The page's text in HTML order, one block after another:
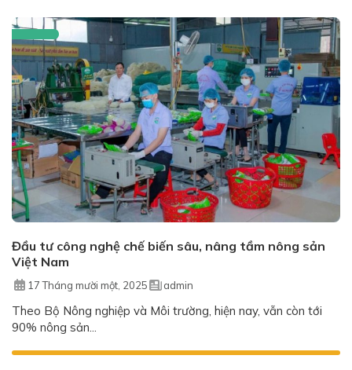
Đầu tư công nghệ chế biến sâu, nâng tầm nông sản
Việt Nam
17 Tháng mười một, 2025 admin
Theo Bộ Nông nghiệp và Môi trường, hiện nay, vẫn còn tới
90% nông sản...